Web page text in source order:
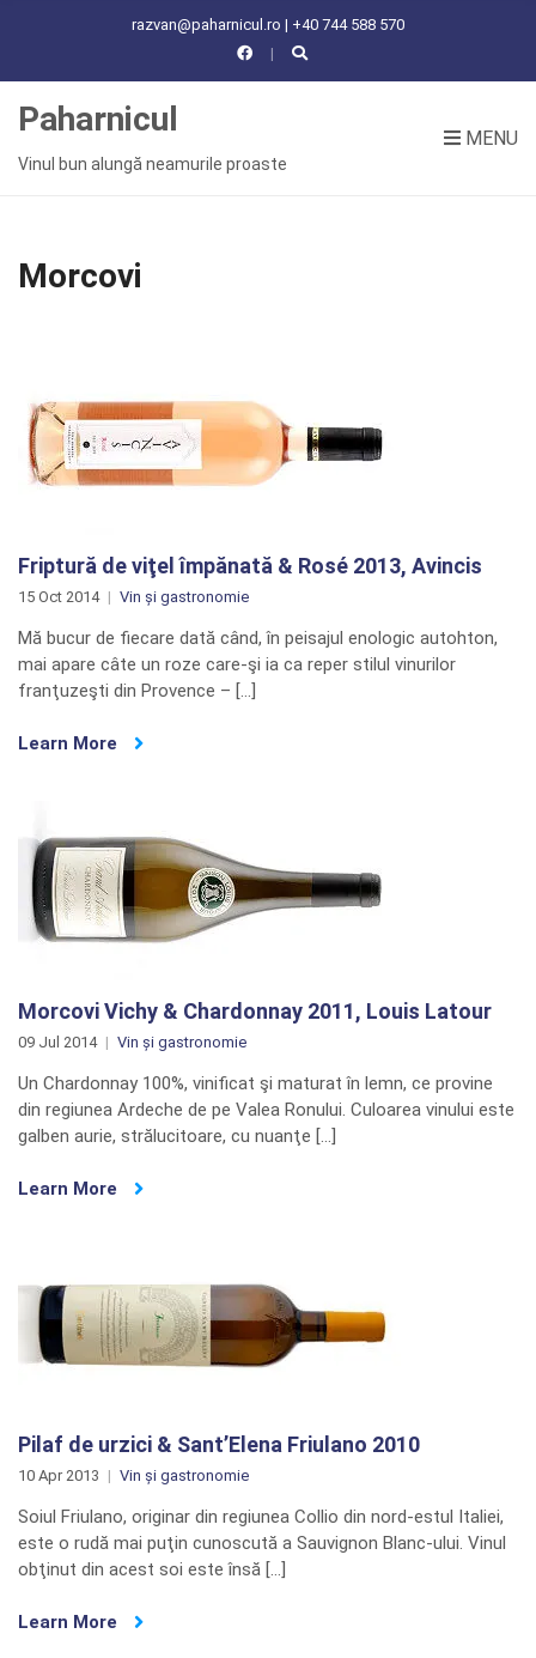
razvan@paharnicul.ro | +40 744 588 570
R
Paharnicul
Vinul bun alungă neamurile proaste
MENU
Morcovi
Friptură de viţel împănată & Rosé 2013, Avincis
15 Oct 2014 Vin și gastronomie
Mă bucur de fiecare dată când, în peisajul enologic autohton,
mai apare câte un roze care-şi ia ca reper stilul vinurilor
franţuzeşti din Provence – […]
Learn More
Morcovi Vichy & Chardonnay 2011, Louis Latour
09 Jul 2014 Vin și gastronomie
Un Chardonnay 100%, vinificat şi maturat în lemn, ce provine
din regiunea Ardeche de pe Valea Ronului. Culoarea vinului este
galben aurie, strălucitoare, cu nuanţe […]
Learn More
Pilaf de urzici & Sant’Elena Friulano 2010
10 Apr 2013 Vin și gastronomie
Soiul Friulano, originar din regiunea Collio din nord-estul Italiei,
este o rudă mai puţin cunoscută a Sauvignon Blanc-ului. Vinul
obţinut din acest soi este însă […]
Learn More